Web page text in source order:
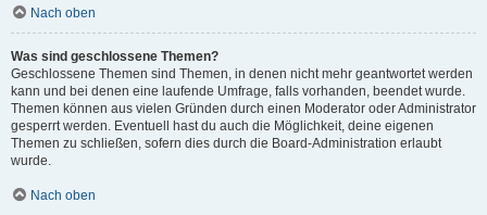
Nach oben
Was sind geschlossene Themen?
Geschlossene Themen sind Themen, in denen nicht mehr geantwortet werden
kann und bei denen eine laufende Umfrage, falls vorhanden, beendet wurde.
Themen können aus vielen Gründen durch einen Moderator oder Administrator
gesperrt werden. Eventuell hast du auch die Möglichkeit, deine eigenen
Themen zu schließen, sofern dies durch die Board-Administration erlaubt
wurde.
Nach oben